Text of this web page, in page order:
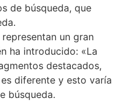
de búsqueda, que
un gran
ha introducido: «La
destacados,
diferente y esto varía
búsqueda.